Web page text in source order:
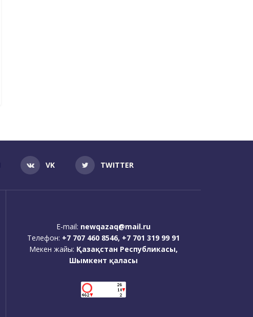
VK TWITTER
E-mail: newqazaq@mail.ru
Телефон: +7 707 460 8546, +7 701 319 99 91
Мекен жайы: Қазақстан Республикасы,
Шымкент қаласы